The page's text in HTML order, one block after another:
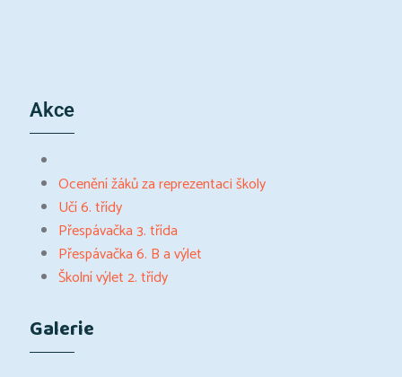
Akce
Ocenění žáků za reprezentaci školy
Učí 6. třídy
Přespávačka 3. třída
Přespávačka 6. B a výlet
Školní výlet 2. třídy
Galerie